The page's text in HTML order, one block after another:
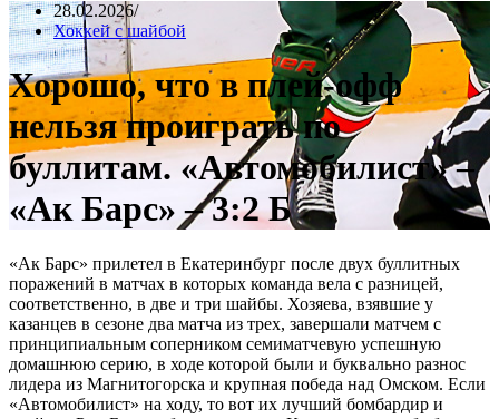
28.02.2026
Хоккей с шайбой
Хорошо, что в плей-офф
нельзя проиграть по
буллитам. «Автомобилист» –
«Ак Барс» – 3:2 Б
«Ак Барс» прилетел в Екатеринбург после двух буллитных
поражений в матчах в которых команда вела с разницей,
соответственно, в две и три шайбы. Хозяева, взявшие у
казанцев в сезоне два матча из трех, завершали матчем с
принципиальным соперником семиматчевую успешную
домашнюю серию, в ходе которой были и буквально разнос
лидера из Магнитогорска и крупная победа над Омском. Если
«Автомобилист» на ходу, то вот их лучший бомбардир и